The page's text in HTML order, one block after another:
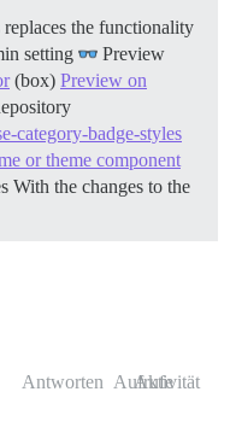
the functionality
setting
Preview
(box) Preview on
category-badge-styles
or theme component
With the changes to the
Antworten Aufrufe
Aktivität